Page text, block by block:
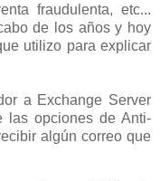
fraudulenta, etc...
de los años y hoy
utilizo para explicar
a Exchange Server
las opciones de Anti-
algún correo que